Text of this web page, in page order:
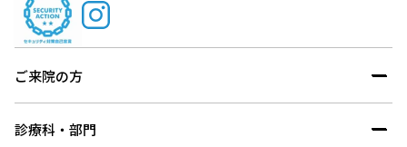
ご来院の方
診療科・部門